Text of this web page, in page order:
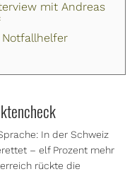
mit Andreas
In der Schweiz
– elf Prozent mehr
rückte die